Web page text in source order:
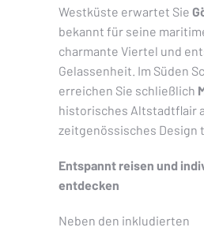
Westküste erwartet Sie
bekannt für seine
charmante Viertel und
Gelassenheit. Im Süden
erreichen Sie schließlich
historisches Altstadtflair
zeitgenössisches Design
Entspannt reisen und
entdecken
Neben den inkludierten